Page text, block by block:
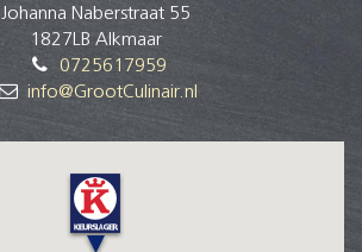
Johanna Naberstraat 55
1827LB Alkmaar
0725617959
info@GrootCulinair.nl